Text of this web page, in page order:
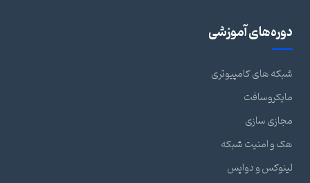
دوره‌های آموزشی
شبکه های کامپیوتری
مایکروسافت
مجازی سازی
هک و امنیت شبکه
لینوکس و دواپس